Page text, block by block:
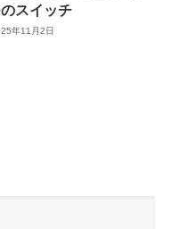
スイッチ
年11月2日